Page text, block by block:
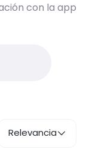
con la app
Relevancia